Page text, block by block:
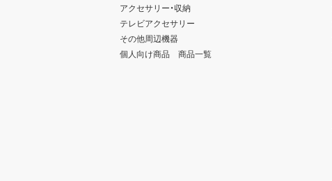
アクセサリー・収納
テレビアクセサリー
その他周辺機器
個人向け商品 商品一覧